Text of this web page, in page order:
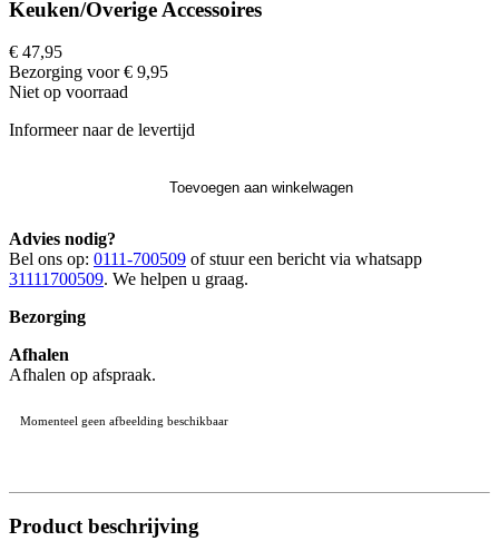
Keuken/Overige Accessoires
€ 47,95
Bezorging voor € 9,95
Niet op voorraad
Informeer naar de levertijd
Toevoegen aan winkelwagen
Advies nodig?
Bel ons op: 0111-700509 of stuur een bericht via whatsapp
31111700509. We helpen u graag.
Bezorging
Afhalen
Afhalen op afspraak.
Momenteel geen afbeelding beschikbaar
Product beschrijving